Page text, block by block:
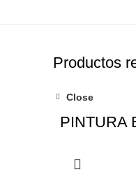
Productos
Close
PINTURA